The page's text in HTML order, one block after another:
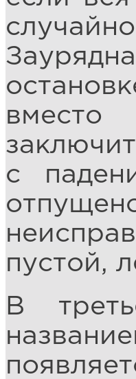
с
пустой,
В